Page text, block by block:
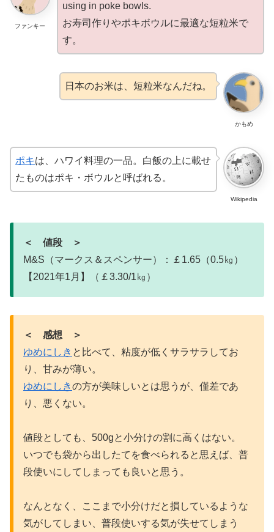
ファンキー
using in poke bowls.
お寿司作りやポキボウルに最適な短粒米で
す。
かもめ
日本のお米は、短粒米なんだね。
Wikipedia
ポキは、ハワイ料理の一品。白飯の上に載せ
たものはポキ・ボウルと呼ばれる。
＜ 値段 ＞
M&S（マークス＆スペンサー）：￡1.65（0.5㎏）
【2021年1月】（￡3.30/1㎏）
＜ 感想 ＞
ゆめにしき と比べて、粘度が低くサラサラしてお
り、甘みが薄い。
ゆめにしきの方が美味しいとは思うが、僅差であ
り、悪くない。
値段としても、500gと小分けの割に高くはない。
いつでも袋から出したてを食べられると思えば、普
段使いにしてしまっても良いと思う。
なんとなく、ここまで小分けだと損しているような
気がしてしまい、普段使いする気が失せてしまう